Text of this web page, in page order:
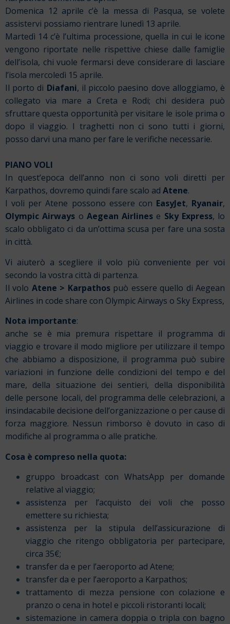
Domenica 12 aprile c’è la messa di Pasqua, se volete
assistervi possiamo rientrare lunedì 13 aprile.
Martedì 14 c’è l’ultima processione, quella in cui le icone
vengono riportate nelle rispettive chiese dalle famiglie
dell’isola, chi vuole fermarsi deve considerare di lasciare
l’isola mercoledì 15 aprile.
Il porto di Diafani, il piccolo paesino dove alloggiamo, è
collegato via mare a Creta e Rodi; chi desidera può
sfruttare questa opportunità per visitare le isole prima o
dopo il viaggio. I traghetti non ci sono tutti i giorni,
posso darvi una mano per fare le verifiche necessarie.
PIANO VOLI
In quest’epoca dell’anno non ci sono voli diretti per
Karpathos, dovremo quindi fare scalo ad Atene.
I voli per Atene possono essere con EasyJet, Ryanair,
Olympic Airways o Aegean Airlines e Sky Express, lo
scalo obbligato ci da un’ottima scusa per fare una sosta
in città.
Vi aiuterò a scegliere il volo più conveniente per voi
secondo la vostra città di partenza.
Il volo Atene > Karpathospuò essere quello di Aegean
Airlines in code share con Olympic Airways o Sky Express,
Nota importante:
anche se è mia premura rispettare il programma di
viaggio e trovare il modo migliore per utilizzare il tempo
che abbiamo a disposizione, il programma può subire
variazioni in funzione delle condizioni del tempo e del
mare, della situazione dei sentieri, della disponibilità
delle persone locali, del programma delle celebrazioni, a
insindacabile decisione dell’organizzazione o per cause di
forza maggiore. Nessun rimborso è dovuto in caso di
modifiche al programma o alle pratiche.
Cosa è compreso nella quota:
gruppo broadcast con WhatsApp per domande
relative al viaggio;
assistenza per l’acquisto dei voli che posso
emettere su richiesta;
assistenza per la stipula dell’assicurazione di
viaggio che ritengo obbligatoria per partecipare,
circa 35€;
transfer da e per l’aeroporto ad Atene;
transfer da e per l’aeroporto a Karpathos;
trattamento di mezza pensione con colazione e
pranzo o cena in hotel e piccoli ristoranti locali;
sistemazione in camera doppia o tripla con bagno